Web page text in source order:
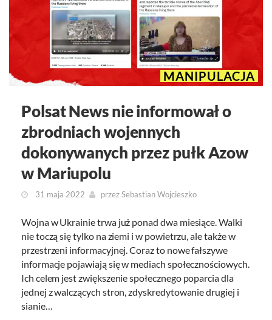
MANIPULACJA
Polsat News nie informował o
zbrodniach wojennych
dokonywanych przez pułk Azow
w Mariupolu
31 maja 2022 przezSebastian Wojcieszko
Wojna w Ukrainie trwa już ponad dwa miesiące. Walki
nie toczą się tylko na ziemi i w powietrzu, ale także w
przestrzeni informacyjnej. Coraz to nowe fałszywe
informacje pojawiają się w mediach społecznościowych.
Ich celem jest zwiększenie społecznego poparcia dla
jednej z walczących stron, zdyskredytowanie drugiej i
sianie…